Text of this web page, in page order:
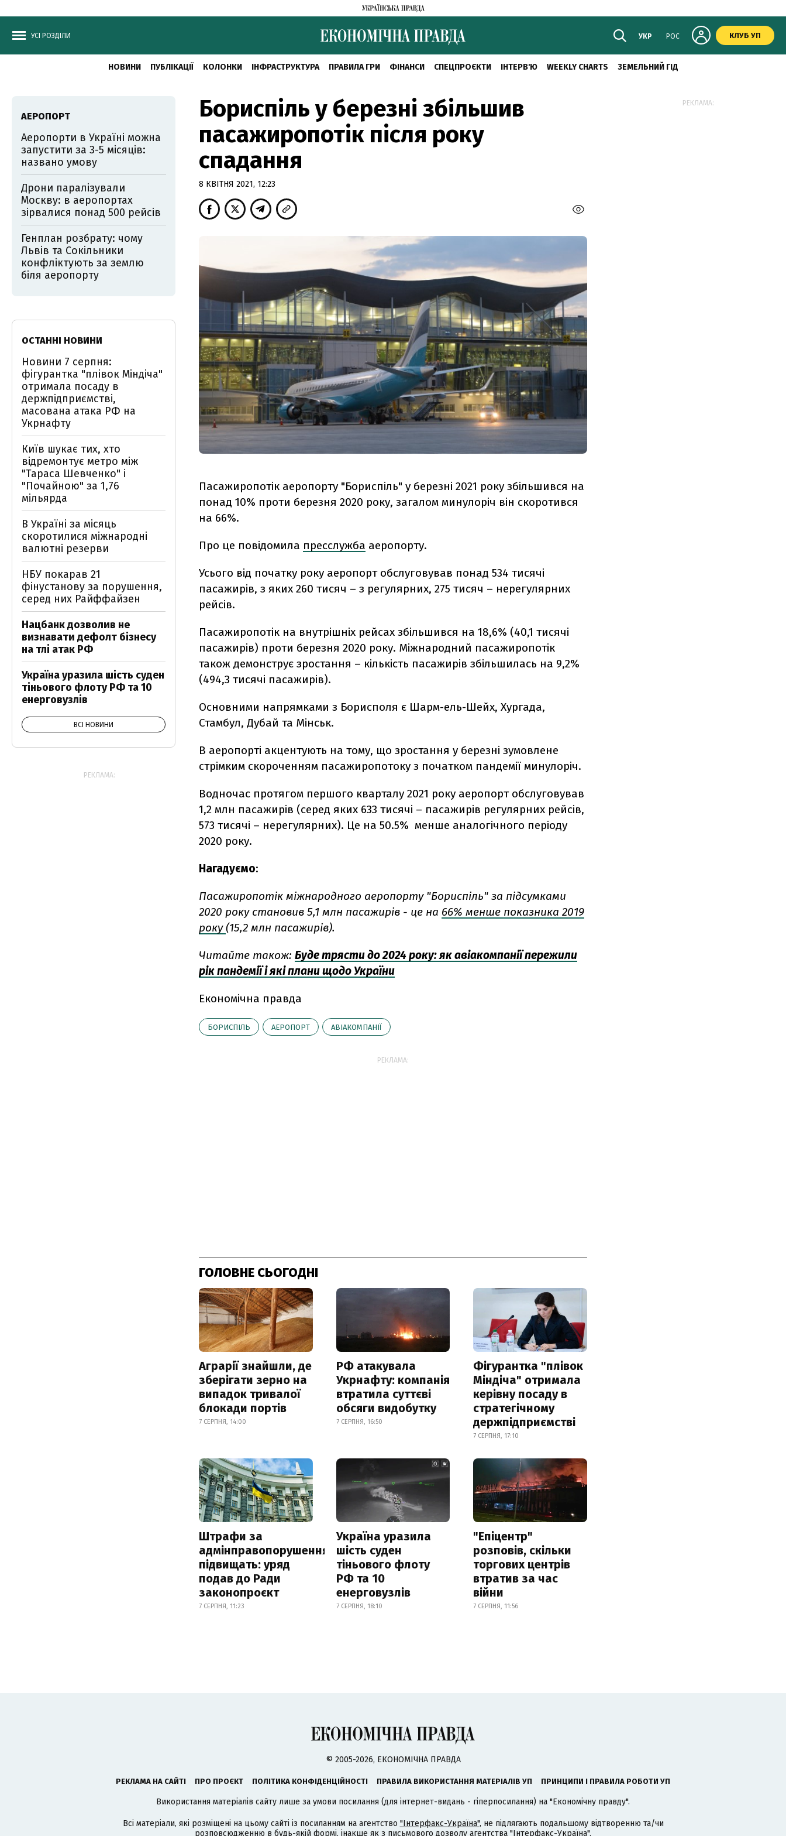
УСІ РОЗДІЛИ УКР РОС КЛУБ УП
НОВИНИ ПУБЛІКАЦІЇ КОЛОНКИ ІНФРАСТРУКТУРА ПРАВИЛА ГРИ ФІНАНСИ СПЕЦПРОЄКТИ ІНТЕРВ'Ю WEEKLY CHARTS ЗЕМЕЛЬНИЙ ГІД
Бориспіль у березні збільшив
пасажиропотік після року
спадання
8 КВІТНЯ 2021, 12:23
Пасажиропотік аеропорту "Бориспіль" у березні 2021 року збільшився на
понад 10% проти березня 2020 року, загалом минулоріч він скоротився
на 66%.
Про це повідомила пресслужба аеропорту.
Усього від початку року аеропорт обслуговував понад 534 тисячі
пасажирів, з яких 260 тисяч – з регулярних, 275 тисяч – нерегулярних
рейсів.
Пасажиропотік на внутрішніх рейсах збільшився на 18,6% (40,1 тисячі
пасажирів) проти березня 2020 року. Міжнародний пасажиропотік
також демонструє зростання – кількість пасажирів збільшилась на 9,2%
(494,3 тисячі пасажирів).
Основними напрямками з Борисполя є Шарм-ель-Шейх, Хургада,
Стамбул, Дубай та Мінськ.
В аеропорті акцентують на тому, що зростання у березні зумовлене
стрімким скороченням пасажиропотоку з початком пандемії минулоріч.
Водночас протягом першого кварталу 2021 року аеропорт обслуговував
1,2 млн пасажирів (серед яких 633 тисячі – пасажирів регулярних рейсів,
573 тисячі – нерегулярних). Це на 50.5% менше аналогічного періоду
2020 року.
Нагадуємо:
Пасажиропотік міжнародного аеропорту "Бориспіль" за підсумками
2020 року становив 5,1 млн пасажирів - це на 66% менше показника 2019
року(15,2 млн пасажирів).
Читайте також: Буде трясти до 2024 року: як авіакомпанії пережили
рік пандемії і які плани щодо України
Економічна правда
БОРИСПІЛЬ АЕРОПОРТ АВІАКОМПАНІЇ
РЕКЛАМА:
ГОЛОВНЕ СЬОГОДНІ
Аграрії знайшли, де
зберігати зерно на
випадок тривалої
блокади портів
7 СЕРПНЯ, 14:00
РФ атакувала
Укрнафту: компанія
втратила суттєві
обсяги видобутку
7 СЕРПНЯ, 16:50
Фігурантка "плівок
Міндіча" отримала
керівну посаду в
стратегічному
держпідприємстві
7 СЕРПНЯ, 17:10
Штрафи за
адмінправопорушення
підвищать: уряд
подав до Ради
законопроєкт
7 СЕРПНЯ, 11:23
Україна уразила
шість суден
тіньового флоту
РФ та 10
енерговузлів
7 СЕРПНЯ, 18:10
"Епіцентр"
розповів, скільки
торгових центрів
втратив за час
війни
7 СЕРПНЯ, 11:56
АЕРОПОРТ
Аеропорти в Україні можна
запустити за 3-5 місяців:
названо умову
Дрони паралізували
Москву: в аеропортах
зірвалися понад 500 рейсів
Генплан розбрату: чому
Львів та Сокільники
конфліктують за землю
біля аеропорту
ОСТАННІ НОВИНИ
Новини 7 серпня:
фігурантка "плівок Міндіча"
отримала посаду в
держпідприємстві,
масована атака РФ на
Укрнафту
Київ шукає тих, хто
відремонтує метро між
"Тараса Шевченко" і
"Почайною" за 1,76
мільярда
В Україні за місяць
скоротилися міжнародні
валютні резерви
НБУ покарав 21
фінустанову за порушення,
серед них Райффайзен
Нацбанк дозволив не
визнавати дефолт бізнесу
на тлі атак РФ
Україна уразила шість суден
тіньового флоту РФ та 10
енерговузлів
ВСІ НОВИНИ
РЕКЛАМА:
РЕКЛАМА:
© 2005-2026, ЕКОНОМІЧНА ПРАВДА
РЕКЛАМА НА САЙТІ ПРО ПРОЄКТ ПОЛІТИКА КОНФІДЕНЦІЙНОСТІ ПРАВИЛА ВИКОРИСТАННЯ МАТЕРІАЛІВ УП ПРИНЦИПИ І ПРАВИЛА РОБОТИ УП
Використання матеріалів сайту лише за умови посилання (для інтернет-видань - гіперпосилання) на "Економічну правду".
Всі матеріали, які розміщені на цьому сайті із посиланням на агентство "Інтерфакс-Україна", не підлягають подальшому відтворенню та/чи
розповсюдженню в будь-якій формі, інакше як з письмового дозволу агентства "Інтерфакс-Україна".